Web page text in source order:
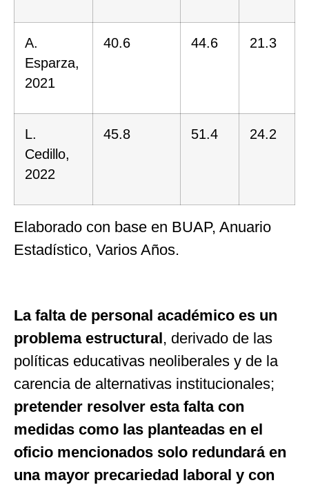
A.
Esparza,
2021
40.6 44.6 21.3
L.
Cedillo,
2022
45.8 51.4 24.2
Elaborado con base en BUAP, Anuario
Estadístico, Varios Años.
La falta de personal académico es un
problema estructural, derivado de las
políticas educativas neoliberales y de la
carencia de alternativas institucionales;
pretender resolver esta falta con
medidas como las planteadas en el
oficio mencionados solo redundará en
una mayor precariedad laboral y con